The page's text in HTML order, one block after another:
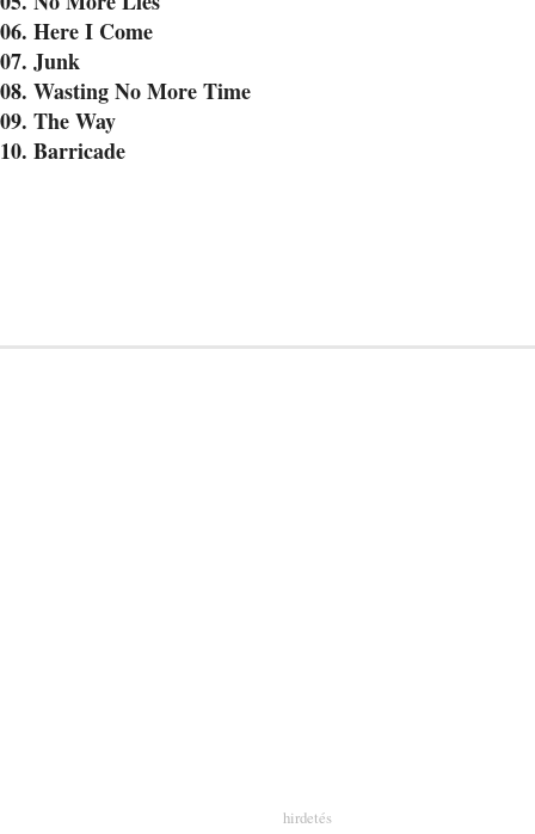
06. Here I Come
07. Junk
08. Wasting No More Time
09. The Way
10. Barricade